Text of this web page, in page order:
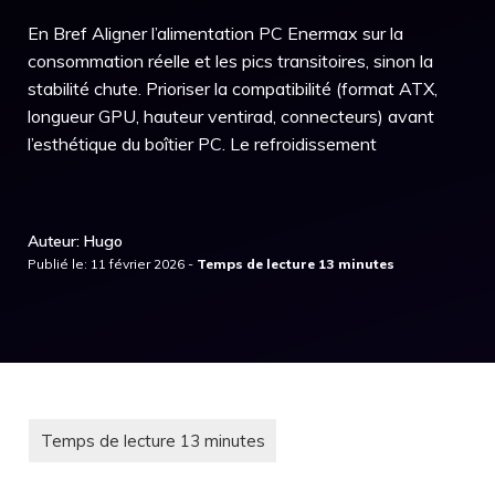
En Bref Aligner l’alimentation PC Enermax sur la
consommation réelle et les pics transitoires, sinon la
stabilité chute. Prioriser la compatibilité (format ATX,
longueur GPU, hauteur ventirad, connecteurs) avant
l’esthétique du boîtier PC. Le refroidissement
Auteur: Hugo
Publié le: 11 février 2026 -